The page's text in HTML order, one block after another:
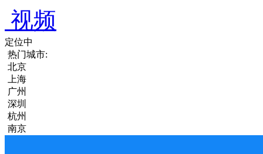
视频
定位中
热门城市:
北京
上海
广州
深圳
杭州
南京